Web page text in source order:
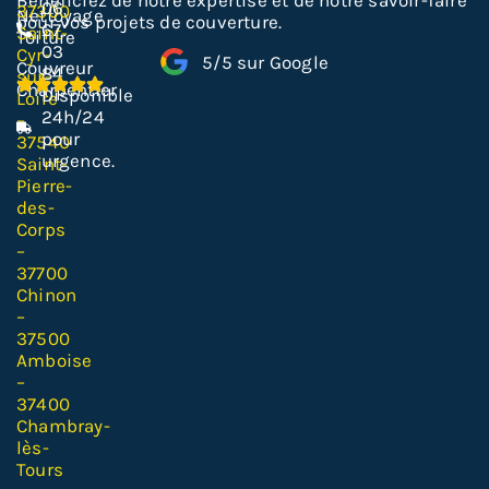
pour vos projets de couverture.
5/5 sur Google
Nettoyage
Toiture
Couvreur
Charpentier
37300
Saint-
Cyr-
sur-
Loire
–
37540
Saint-
Pierre-
des-
Corps
–
37700
Chinon
–
37500
Amboise
–
37400
Chambray-
lès-
Tours
06
67
03
84
Disponible
24h/24
pour
urgence.